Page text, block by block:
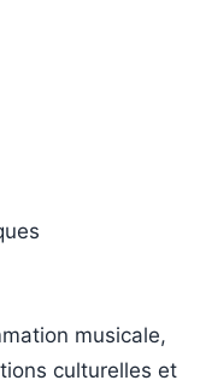
musicale,
culturelles et